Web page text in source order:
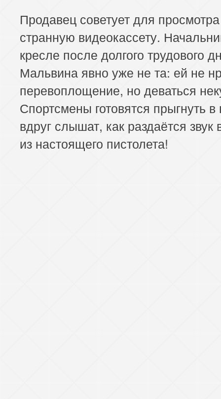
Продавец советует для просмотра
странную видеокассету.
кресле после долгого трудового
Мальвина явно уже не та: ей не
перевоплощение, но деваться
Спортсмены готовятся прыгнуть в
вдруг слышат, как раздаётся звук
из настоящего пистолета!